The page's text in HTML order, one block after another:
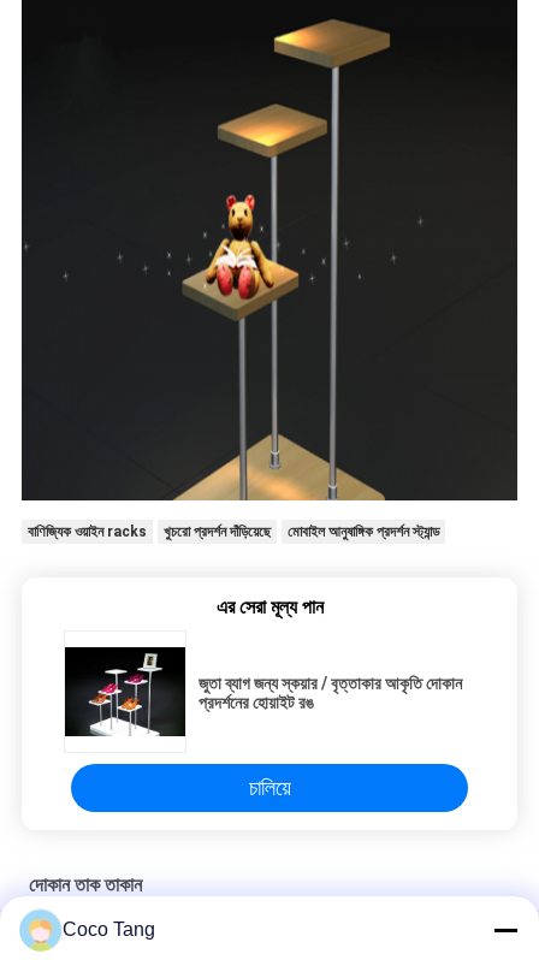
বাণিজ্যিক ওয়াইন racks খুচরো প্রদর্শন দাঁড়িয়েছে মোবাইল আনুষাঙ্গিক প্রদর্শন স্ট্যান্ড
এর সেরা মূল্য পান
জুতা ব্যাগ জন্য স্কয়ার / বৃত্তাকার আকৃতি দোকান
প্রদর্শনের হোয়াইট রঙ
চালিয়ে
দোকান তাক তাকান
এমডিএফ গ্রে টি কফি শপ ডিসপ্লে শেলভিং সুপার মার্কেট শেল্ফ র্যাক
Coco Tang